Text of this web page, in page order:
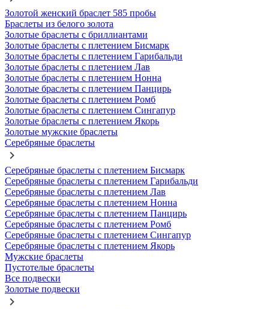
Золотой женский браслет 585 пробы
Браслеты из белого золота
Золотые браслеты с бриллиантами
Золотые браслеты с плетением Бисмарк
Золотые браслеты с плетением Гарибальди
Золотые браслеты с плетением Лав
Золотые браслеты с плетением Нонна
Золотые браслеты с плетением Панцирь
Золотые браслеты с плетением Ромб
Золотые браслеты с плетением Сингапур
Золотые браслеты с плетением Якорь
Золотые мужские браслеты
Серебряные браслеты
Серебряные браслеты с плетением Бисмарк
Серебряные браслеты с плетением Гарибальди
Серебряные браслеты с плетением Лав
Серебряные браслеты с плетением Нонна
Серебряные браслеты с плетением Панцирь
Серебряные браслеты с плетением Ромб
Серебряные браслеты с плетением Сингапур
Серебряные браслеты с плетением Якорь
Мужские браслеты
Пустотелые браслеты
Все подвески
Золотые подвески